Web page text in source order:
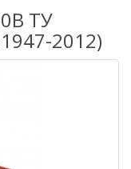
ТУ
2012)